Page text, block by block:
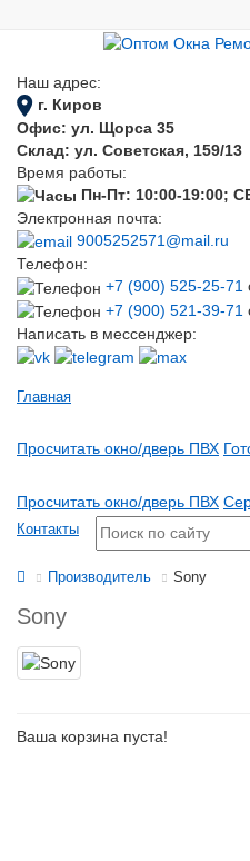
Наш адрес:
г. Киров
Офис: ул. Щорса 35
Склад: ул. Советская, 159/13
Время работы:
Пн-Пт: 10:00-19:00;
Электронная почта:
9005252571@mail.ru
Телефон:
+7 (900) 525-25-71
+7 (900) 521-39-71
Написать в мессенджер:
Главная
Просчитать окно/дверь ПВХ
Просчитать окно/дверь ПВХ
Контакты
Производитель Sony
Sony
Ваша корзина пуста!